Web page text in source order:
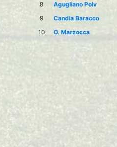
8
Agugliano Polv
9
Candia Baracco
10
O. Marzocca